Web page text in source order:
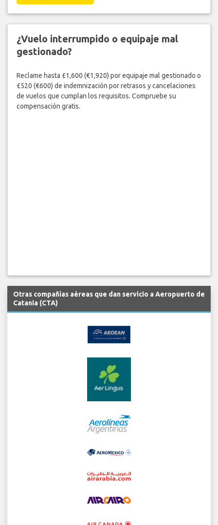
¿Vuelo interrumpido o equipaje mal
gestionado?
Reclame hasta £1,600 (€1,920) por equipaje mal gestionado o
£520 (€600) de indemnización por retrasos y cancelaciones
de vuelos que cumplan los requisitos. Compruebe su
compensación gratis.
Otras compañías aéreas que dan servicio a Aeropuerto de
Catania (CTA)